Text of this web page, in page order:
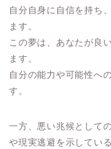
自分自身に自信を持ち
ます。
この夢は、あなたが良
ます。
自分の能力や可能性へ
す。
一方、悪い兆候として
や現実逃避を示してい